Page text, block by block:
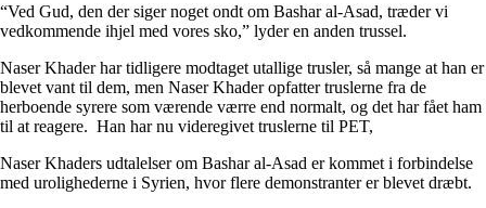
“Ved Gud, den der siger noget ondt om Bashar al-Asad, træder vi
vedkommende ihjel med vores sko,” lyder en anden trussel.
Naser Khader har tidligere modtaget utallige trusler, så mange at han er
blevet vant til dem, men Naser Khader opfatter truslerne fra de
herboende syrere som værende værre end normalt, og det har fået ham
til at reagere. Han har nu videregivet truslerne til PET,
Naser Khaders udtalelser om Bashar al-Asad er kommet i forbindelse
med urolighederne i Syrien, hvor flere demonstranter er blevet dræbt.